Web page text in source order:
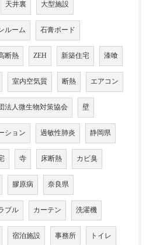
天井裏 大型施設
ルーム 石膏ボード
断熱 ZEH 新築住宅 漆喰
室内空気質 断熱 エアコン
法人微生物対策協会 壁
ション 過敏性肺炎 静岡県
寺 床断熱 カビ臭
膠原病 奈良県
ブル カーテン 洗濯機
宿泊施設 事務所 トイレ